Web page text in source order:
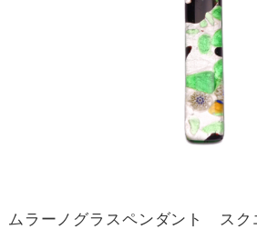
ムラーノグラスペンダント スク